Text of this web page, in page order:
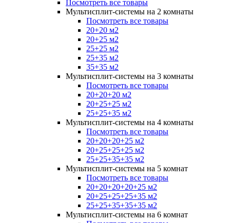
Посмотреть все товары
Мультисплит-системы на 2 комнаты
Посмотреть все товары
20+20 м2
20+25 м2
25+25 м2
25+35 м2
35+35 м2
Мультисплит-системы на 3 комнаты
Посмотреть все товары
20+20+20 м2
20+25+25 м2
25+25+35 м2
Мультисплит-системы на 4 комнаты
Посмотреть все товары
20+20+20+25 м2
20+25+25+25 м2
25+25+35+35 м2
Мультисплит-системы на 5 комнат
Посмотреть все товары
20+20+20+20+25 м2
20+25+25+25+35 м2
25+25+35+35+35 м2
Мультисплит-системы на 6 комнат